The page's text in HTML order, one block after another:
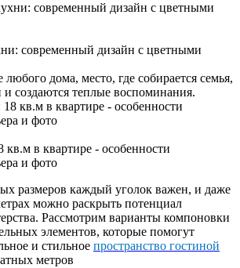
современный дизайн с цветными
дома, место, где собирается семья,
создаются теплые воспоминания.
кв.м в квартире - особенности
и фото
размеров каждый уголок важен, и даже
можно раскрыть потенциал
Рассмотрим варианты компоновки
элементов, которые помогут
и стильное пространство гостиной
метров